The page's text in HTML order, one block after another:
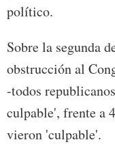
político.
Sobre la segunda
obstrucción al
-todos
culpable', frente a
vieron 'culpable'.